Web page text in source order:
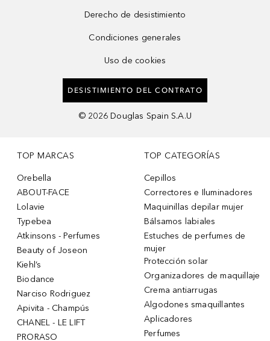
Derecho de desistimiento
Condiciones generales
Uso de cookies
DESISTIMIENTO DEL CONTRATO
© 2026 Douglas Spain S.A.U
TOP MARCAS
Orebella
ABOUT-FACE
Lolavie
Typebea
Atkinsons - Perfumes
Beauty of Joseon
Kiehl’s
Biodance
Narciso Rodriguez
Apivita - Champús
CHANEL - LE LIFT
PRORASO
TOP CATEGORÍAS
Cepillos
Correctores e Iluminadores
Maquinillas depilar mujer
Bálsamos labiales
Estuches de perfumes de
mujer
Protección solar
Organizadores de maquillaje
Crema antiarrugas
Algodones smaquillantes
Aplicadores
Perfumes